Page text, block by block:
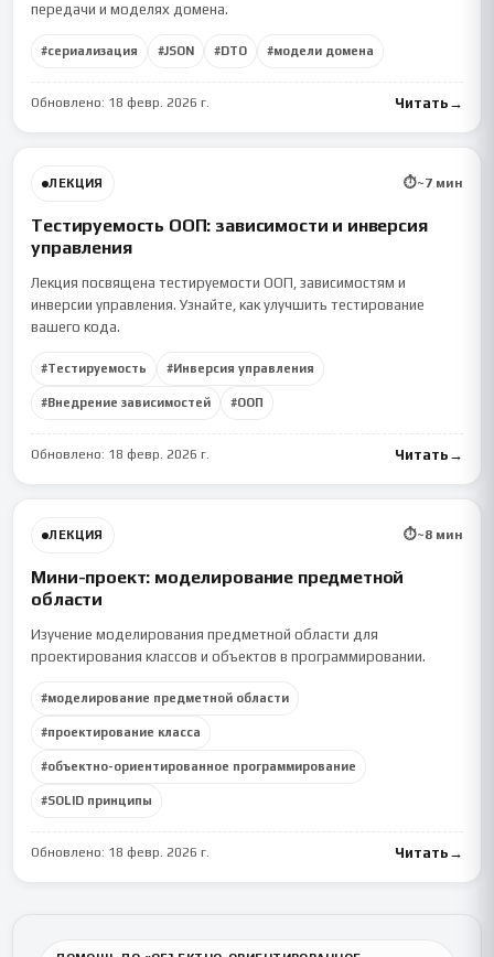
передачи и моделях домена.
#сериализация #JSON #DTO #модели домена
Обновлено: 18 февр. 2026 г. Читать →
ЛЕКЦИЯ ⏱~7мин
Тестируемость ООП: зависимости и инверсия
управления
Лекция посвящена тестируемости ООП, зависимостям и
инверсии управления. Узнайте, как улучшить тестирование
вашего кода.
#Тестируемость #Инверсия управления
#Внедрение зависимостей #ООП
Обновлено: 18 февр. 2026 г. Читать →
ЛЕКЦИЯ ⏱~8мин
Мини-проект: моделирование предметной
области
Изучение моделирования предметной области для
проектирования классов и объектов в программировании.
#моделирование предметной области
#проектирование класса
#объектно-ориентированное программирование
#SOLID принципы
Обновлено: 18 февр. 2026 г. Читать →